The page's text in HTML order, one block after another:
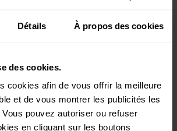
Détails À propos des cookies
des cookies.
cookies afin de vous offrir la meilleure
et de vous montrer les publicités les
pouvez autoriser ou refuser
en cliquant sur les boutons
Pro, Ignite 3, Street X, Vantage M3,
pouvez éteindre le dispositif via les